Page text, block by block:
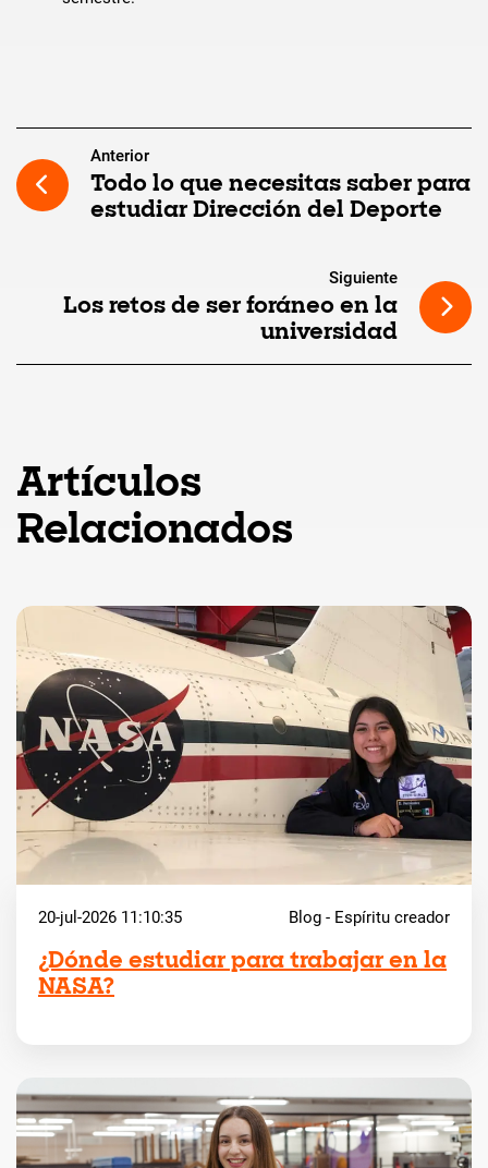
Anterior
Todo lo que necesitas saber para
estudiar Dirección del Deporte
Siguiente
Los retos de ser foráneo en la
universidad
Artículos
Relacionados
20-jul-2026 11:10:35 Blog - Espíritu creador
¿Dónde estudiar para trabajar en la
NASA?